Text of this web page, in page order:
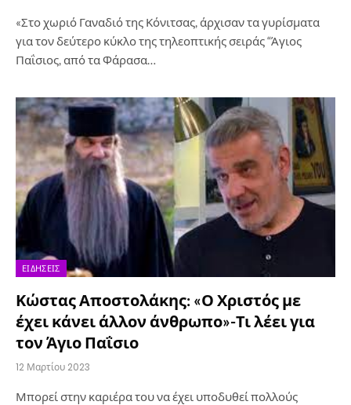
«Στο χωριό Γαναδιό της Κόνιτσας, άρχισαν τα γυρίσματα
για τον δεύτερο κύκλο της τηλεοπτικής σειράς “Άγιος
Παΐσιος, από τα Φάρασα…
ΕΙΔΉΣΕΙΣ
Κώστας Αποστολάκης: «Ο Χριστός με
έχει κάνει άλλον άνθρωπο»-Τι λέει για
τον Άγιο Παΐσιο
12 Μαρτίου 2023
Μπορεί στην καριέρα του να έχει υποδυθεί πολλούς